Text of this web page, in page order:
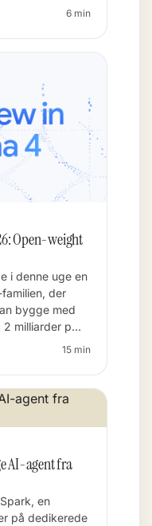
6 min
Open-weight
i denne uge en
der
bygge med
2 milliarder p…
15 min
AI-agent fra
en
på dedikerede